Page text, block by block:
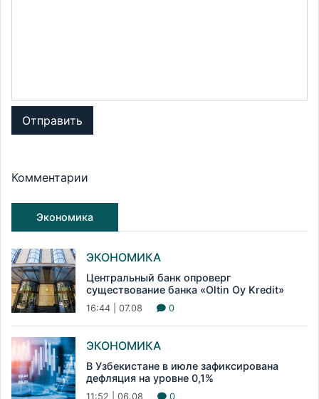
Отправить
Комментарии
Экономика
ЭКОНОМИКА
Центральный банк опроверг
существование банка «Oltin Oy Kredit»
16:44 | 07.08 0
ЭКОНОМИКА
В Узбекистане в июле зафиксирована
дефляция на уровне 0,1%
11:52 | 06.08 0